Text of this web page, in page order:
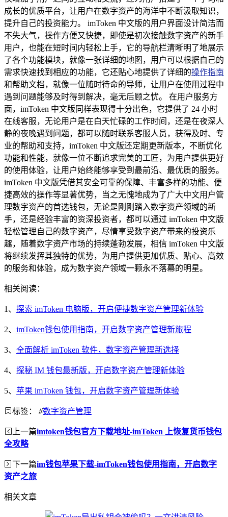
成长的优质平台，让用户在数字资产的海洋中不断汲取知识，
提升自己的投资能力。 imToken 中文版的用户界面设计简洁而
不失大气，操作方便又快捷，即使是初次接触数字资产的新手
用户，也能在短时间内轻松上手，它的导航栏清晰明了地展示
了各个功能模块，就像一张详细的地图，用户可以根据自己的
需求快速找到相应的功能，它还贴心地提供了详细的操作指南
和帮助文档，就像一位随时待命的导师，让用户在使用过程中
遇到问题能够及时得到解决，毫无后顾之忧。 在用户服务方
面，imToken 中文版同样表现得十分出色，它提供了 24 小时
在线客服，无论用户是在白天忙碌的工作时间，还是在夜深人
静的夜晚遇到问题，都可以随时联系客服人员，获得及时、专
业的帮助和支持，imToken 中文版还定期更新版本，不断优化
功能和性能，就像一位不断追求完美的工匠，为用户提供更好
的使用体验，让用户始终能够享受到最前沿、最优质的服务。
imToken 中文版凭借其安全可靠的保障、丰富多样的功能、便
捷高效的操作等显著优势，当之无愧地成为了广大中文用户管
理数字资产的首选钱包，无论是刚刚踏入数字资产领域的新
手，还是经验丰富的资深投资者，都可以通过 imToken 中文版
轻松管理自己的数字资产，尽情享受数字资产带来的投资乐
趣，随着数字资产市场的持续蓬勃发展，相信 imToken 中文版
将继续发挥其独特的优势，为用户提供更加优质、贴心、高效
的服务和体验，成为数字资产领域一颗永不落幕的明星。
相关阅读：
1、 探索 imToken 电脑版，开启便捷数字资产管理新体验
2、 imToken钱包使用指南，开启数字资产管理新旅程
3、 全面解析 imToken 软件，数字资产管理新选择
4、 探秘 IM 钱包最新版，开启数字资产管理新体验
5、 苹果 imToken 钱包，开启数字资产管理新体验
标签： #数字资产管理
上一篇imtoken钱包官方下载地址-imToken 上恢复货币钱包
全攻略
下一篇im钱包苹果下载-imToken钱包使用指南，开启数字
资产之旅
相关文章